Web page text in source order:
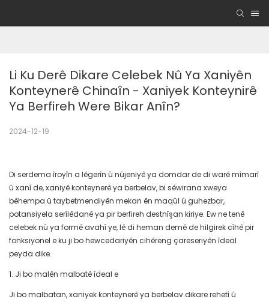
Li Ku Derê Dikare Celebek Nû Ya Xaniyên
Konteynerê Chinaîn - Xaniyek Konteynirê
Ya Berfireh Were Bikar Anîn?
2024-12-19
Di serdema îroyîn a lêgerîn û nûjeniyê ya domdar de di warê mîmarî
û xanî de, xaniyê konteynerê ya berbelav, bi sêwirana xweya
bêhempa û taybetmendiyên mekan ên maqûl û guhezbar,
potansiyela serîlêdanê ya pir berfireh destnîşan kiriye. Ew ne tenê
celebek nû ya formê avahî ye, lê di heman demê de hilgirek cîhê pir
fonksiyonel e ku ji bo hewcedariyên cihêreng çareseriyên îdeal
peyda dike.
1. Ji bo malên malbatê îdeal e
Ji bo malbatan, xaniyek konteynerê ya berbelav dikare rehetî û